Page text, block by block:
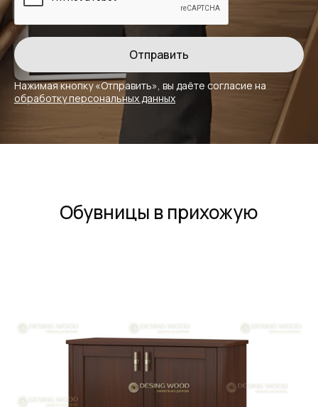
Нажимая кнопку «Отправить», вы даёте согласие на
обработку персональных данных
Обувницы в прихожую